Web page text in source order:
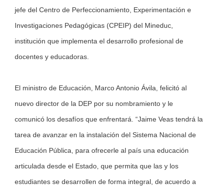
jefe del Centro de Perfeccionamiento, Experimentación e
Investigaciones Pedagógicas (CPEIP) del Mineduc,
institución que implementa el desarrollo profesional de
docentes y educadoras.
El ministro de Educación, Marco Antonio Ávila, felicitó al
nuevo director de la DEP por su nombramiento y le
comunicó los desafíos que enfrentará. “Jaime Veas tendrá la
tarea de avanzar en la instalación del Sistema Nacional de
Educación Pública, para ofrecerle al país una educación
articulada desde el Estado, que permita que las y los
estudiantes se desarrollen de forma integral, de acuerdo a